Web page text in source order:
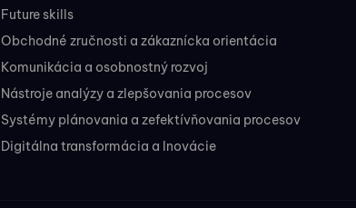
Future skills
Obchodné zručnosti a zákaznícka orientácia
Komunikácia a osobnostný rozvoj
Nástroje analýzy a zlepšovania procesov
Systémy plánovania a zefektívňovania procesov
Digitálna transformácia a Inovácie